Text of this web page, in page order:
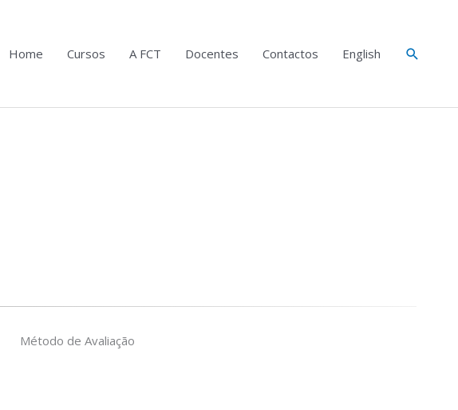
Home Cursos A FCT Docentes Contactos English Search
Método de Avaliação